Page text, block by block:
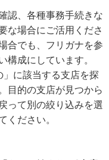
認、各種事務手続きな
な場合にご活用くださ
合でも、フリガナを参
構成にしています。
」に該当する支店を探
目的の支店が見つから
って別の絞り込みを選
ください。